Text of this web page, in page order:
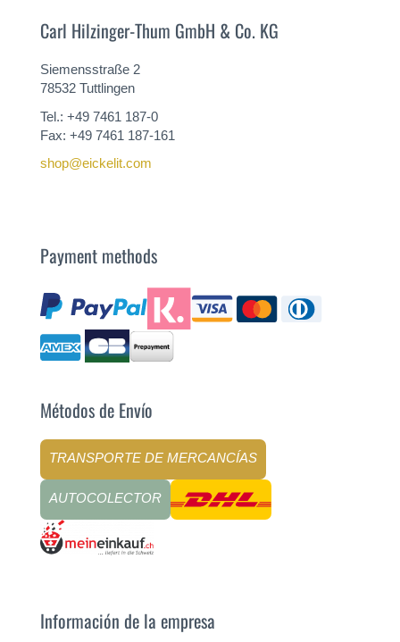
Carl Hilzinger-Thum GmbH & Co. KG
Siemensstraße 2
78532 Tuttlingen
Tel.: +49 7461 187-0
Fax: +49 7461 187-161
shop@eickelit.com
Payment methods
Métodos de Envío
TRANSPORTE DE MERCANCÍAS
AUTOCOLECTOR
Información de la empresa